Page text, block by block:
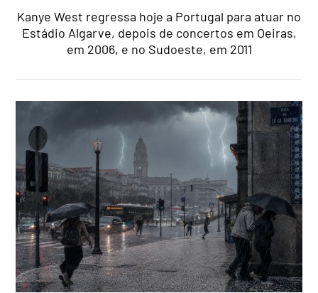
Kanye West regressa hoje a Portugal para atuar no
Estádio Algarve, depois de concertos em Oeiras,
em 2006, e no Sudoeste, em 2011